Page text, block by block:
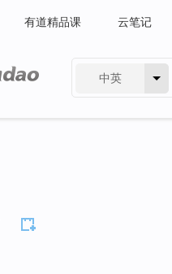
有道精品课 云笔记
中英